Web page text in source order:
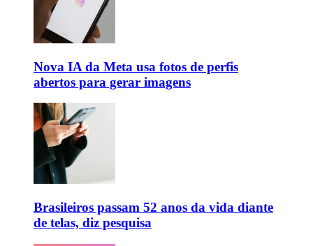
Nova IA da Meta usa fotos de perfis
abertos para gerar imagens
Brasileiros passam 52 anos da vida diante
de telas, diz pesquisa